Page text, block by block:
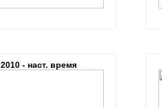
2010 - наст. время